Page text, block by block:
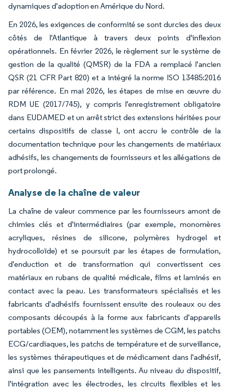
dynamiques d'adoption en Amérique du Nord.
En 2026, les exigences de conformité se sont durcies des deux
côtés de l'Atlantique à travers deux points d'inflexion
opérationnels. En février 2026, le règlement sur le système de
gestion de la qualité (QMSR) de la FDA a remplacé l'ancien
QSR (21 CFR Part 820) et a intégré la norme ISO 13485:2016
par référence. En mai 2026, les étapes de mise en œuvre du
RDM UE (2017/745), y compris l'enregistrement obligatoire
dans EUDAMED et un arrêt strict des extensions héritées pour
certains dispositifs de classe I, ont accru le contrôle de la
documentation technique pour les changements de matériaux
adhésifs, les changements de fournisseurs et les allégations de
port prolongé.
Analyse de la chaîne de valeur
La chaîne de valeur commence par les fournisseurs amont de
chimies clés et d'intermédiaires (par exemple, monomères
acryliques, résines de silicone, polymères hydrogel et
hydrocolloïde) et se poursuit par les étapes de formulation,
d'enduction et de transformation qui convertissent ces
matériaux en rubans de qualité médicale, films et laminés en
contact avec la peau. Les transformateurs spécialisés et les
fabricants d'adhésifs fournissent ensuite des rouleaux ou des
composants découpés à la forme aux fabricants d'appareils
portables (OEM), notamment les systèmes de CGM, les patchs
ECG/cardiaques, les patchs de température et de surveillance,
les systèmes thérapeutiques et de médicament dans l'adhésif,
ainsi que les pansements intelligents. Au niveau du dispositif,
l'intégration avec les électrodes, les circuits flexibles et les